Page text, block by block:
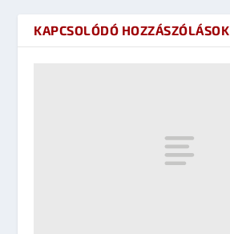
KAPCSOLÓDÓ HOZZÁSZÓLÁSOK